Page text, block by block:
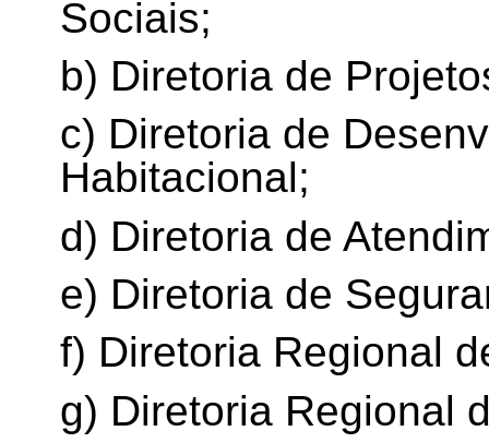
Sociais;
b) Diretoria de
c) Diretoria de
Habitacional;
d) Diretoria de
e) Diretoria de
f) Diretoria Regional
g) Diretoria Regional